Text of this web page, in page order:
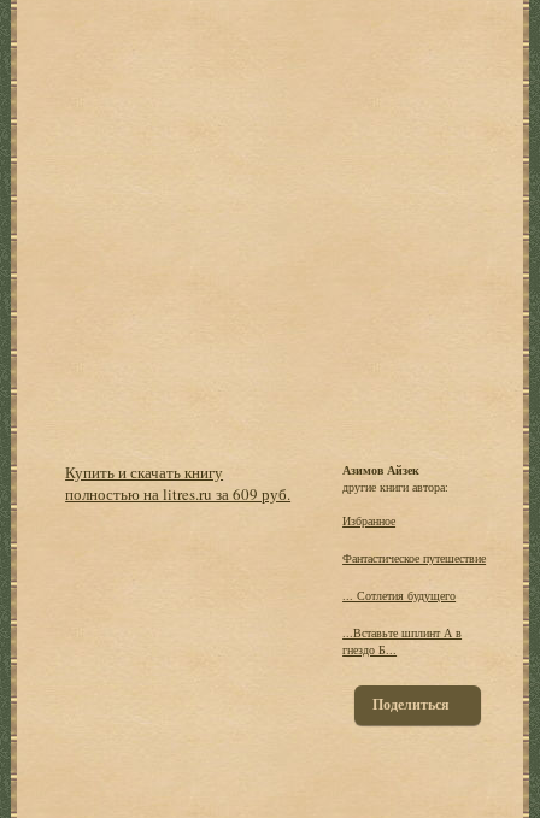
Купить и скачать книгу
полностью на litres.ru за 609 руб.
Азимов Айзек
другие книги автора:
Избранное
Фантастическое путешествие
... Сотлетия будущего
...Вставьте шплинт А в
гнездо Б...
Поделиться